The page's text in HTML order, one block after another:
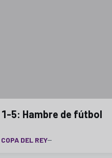
1-5: Hambre de fútbol
COPA DEL REY